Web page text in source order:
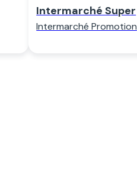
Intermarché Super
Intermarché Promotion